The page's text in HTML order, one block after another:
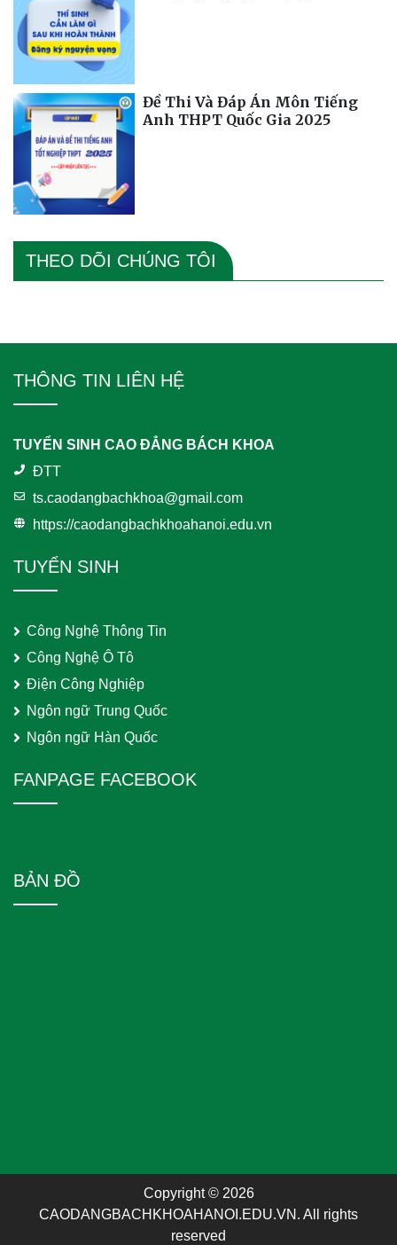
Đề Thi Và Đáp Án Môn Tiếng
Anh THPT Quốc Gia 2025
THEO DÕI CHÚNG TÔI
THÔNG TIN LIÊN HỆ
TUYỂN SINH CAO ĐẲNG BÁCH KHOA
ĐTT
ts.caodangbachkhoa@gmail.com
https://caodangbachkhoahanoi.edu.vn
TUYỂN SINH
Công Nghệ Thông Tin
Công Nghệ Ô Tô
Điện Công Nghiệp
Ngôn ngữ Trung Quốc
Ngôn ngữ Hàn Quốc
FANPAGE FACEBOOK
BẢN ĐỒ
Copyright © 2026
CAODANGBACHKHOAHANOI.EDU.VN. All rights
reserved